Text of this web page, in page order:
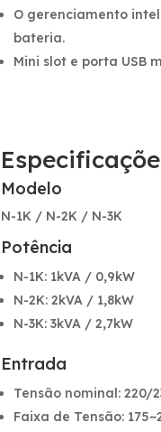
O gerenciamento
bateria.
Mini slot e porta USB
Modelo
N-1K / N-2K / N-3K
Potência
N-1K: 1kVA / 0,9kW
N-2K: 2kVA / 1,8kW
N-3K: 3kVA / 2,7kW
Entrada
Tensão nominal: 220/
Faixa de Tensão: